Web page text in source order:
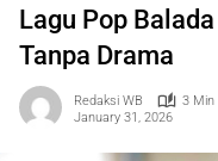
Lagu Pop
Tanpa Drama
Redaksi WB
3 Min
January 31, 2026